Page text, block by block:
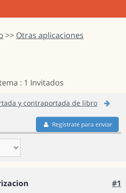
>> Otras aplicaciones
: 1 Invitados
y contraportada de libro
Regístrate para enviar
#1